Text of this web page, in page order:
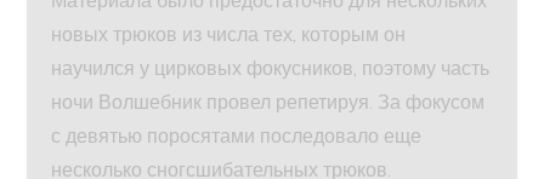
новых трюков из числа тех, которым он
научился у цирковых фокусников, поэтому часть
ночи Волшебник провел репетируя. За фокусом
с девятью поросятами последовало еще
несколько сногсшибательных трюков.